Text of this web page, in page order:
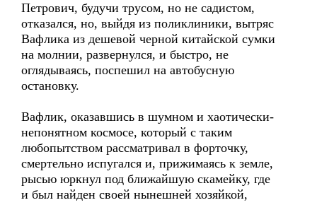
Петрович, будучи трусом, но не садистом,
отказался, но, выйдя из поликлиники, вытряс
Вафлика из дешевой черной китайской сумки
на молнии, развернулся, и быстро, не
оглядываясь, поспешил на автобусную
остановку.
Вафлик, оказавшись в шумном и хаотически-
непонятном космосе, который с таким
любопытством рассматривал в форточку,
смертельно испугался и, прижимаясь к земле,
рысью юркнул под ближайшую скамейку, где
и был найден своей нынешней хозяйкой,